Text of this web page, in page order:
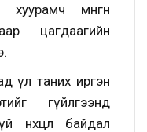
мөнгөн
цагдаагийн
үл таних иргэн
гүйлгээнд
нөхцөл байдал